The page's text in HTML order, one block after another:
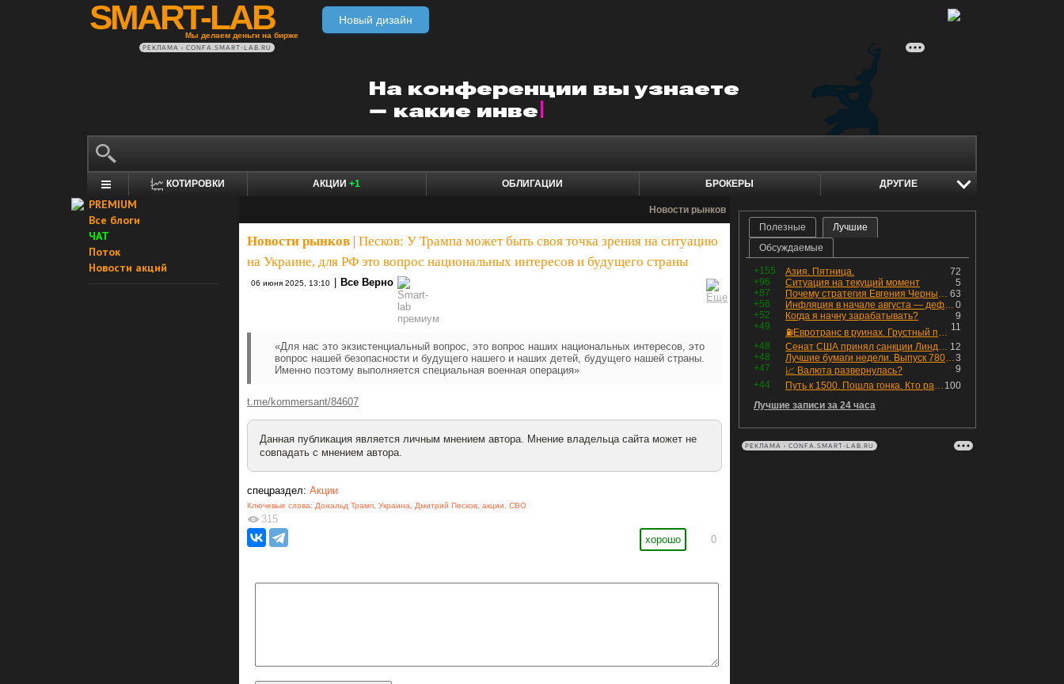
SMART-LAB
Мы делаем деньги на бирже
Новый дизайн
РЕКЛАМА • CONFA.SMART-LAB.RU
КОТИРОВКИ АКЦИИ +1 ОБЛИГАЦИИ БРОКЕРЫ ДРУГИЕ
PREMIUM
Все блоги
ЧАТ
Поток
Новости акций
Новости рынков
Новости рынков Песков: У Трампа может быть своя точка зрения на ситуацию
на Украине, для РФ это вопрос национальных интересов и будущего страны
06 июня 2025, 13:10 Все Верно
«Для нас это экзистенциальный вопрос, это вопрос наших национальных интересов, это
вопрос нашей безопасности и будущего нашего и наших детей, будущего нашей страны.
Именно поэтому выполняется специальная военная операция»
t.me/kommersant/84607
Данная публикация является личным мнением автора. Мнение владельца сайта может не
совпадать с мнением автора.
спецраздел: Акции
Ключевые слова: Дональд Трамп, Украина, Дмитрий Песков, акции, СВО
315
хорошо
0
Полезные
Лучшие
Обсуждаемые
+155 72
Азия. Пятница.
+96
5
Ситуация на текущий момент
+87
63
Почему стратегия Евгения Черных приведет вас к убыткам в 2026 году
+56
0
Инфляция в начале августа — дефляция из-за топлива и плодоовощной корзины, но услуги продолжают дорожать, а рубль начал ослабевать.
+52
9
Когда я начну зарабатывать?
+49
11
⛽️Евротранс в руинах. Грустный пост😶😞 Что изменилось в облигациях?
+48
12
Сенат США принял санкции Линдси Грэма против России
+48
3
Лучшие бумаги недели. Выпуск 780 – обновления для пятницы
+47
9
📈 Валюта развернулась?
+44
100
Путь к 1500. Пошла гонка. Кто раньше продаст.
Лучшие записи за 24 часа
РЕКЛАМА • CONFA.SMART-LAB.RU